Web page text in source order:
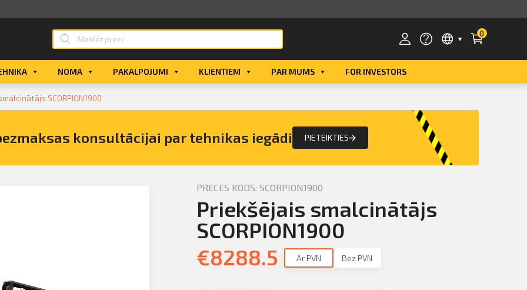
0
eParaksts
eParaksts mobile
NOMA PAKALPOJUMI KLIENTIEM PAR MUMS FOR INVESTORS
SCORPION1900
konsultācijai par tehnikas iegādi PIETEIKTIES
PRECES KODS: SCORPION1900
Priekšējais smalcinātājs
SCORPION1900
€8288.5 Ar PVN Bez PVN